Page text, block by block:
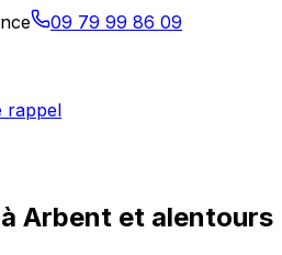
09 79 99 86 09
rappel
Arbent et alentours